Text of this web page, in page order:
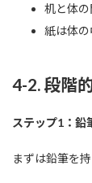
机と体
紙は体の
4-2. 段階
ステップ1：鉛
まずは鉛筆を